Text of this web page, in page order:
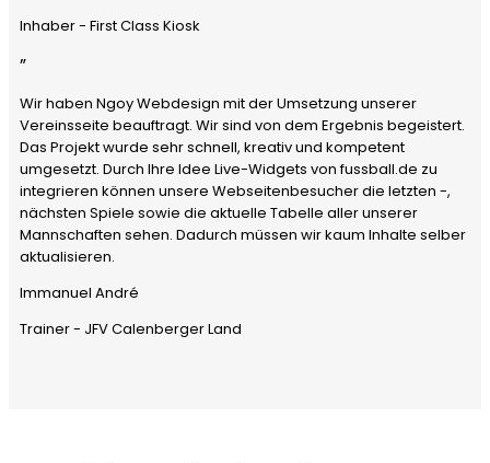
Inhaber - First Class Kiosk
”
Wir haben Ngoy Webdesign mit der Umsetzung unserer
Vereinsseite beauftragt. Wir sind von dem Ergebnis begeistert.
Das Projekt wurde sehr schnell, kreativ und kompetent
umgesetzt. Durch Ihre Idee Live-Widgets von fussball.de zu
integrieren können unsere Webseitenbesucher die letzten -,
nächsten Spiele sowie die aktuelle Tabelle aller unserer
Mannschaften sehen. Dadurch müssen wir kaum Inhalte selber
aktualisieren.
Immanuel André
Trainer - JFV Calenberger Land